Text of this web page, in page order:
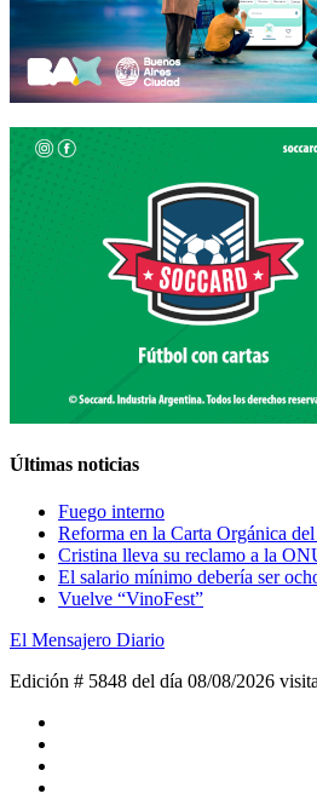
Últimas noticias
Fuego interno
Reforma en la Carta Orgánica
Cristina lleva su reclamo a la
El salario mínimo debería ser
Vuelve “VinoFest”
El Mensajero Diario
Edición # 5848 del día 08/08/2026